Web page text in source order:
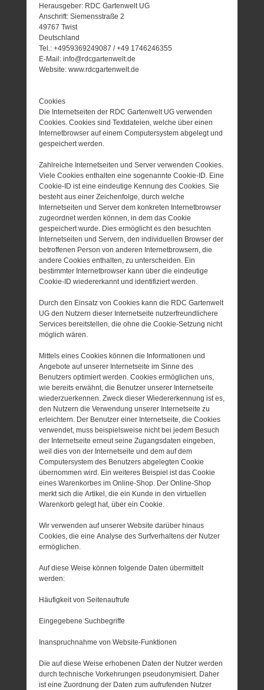
Herausgeber: RDC Gartenwelt UG
Anschrift: Siemensstraße 2
49767 Twist
Deutschland
Tel.: +4959369249087 / +49 1746246355
E-Mail: info@rdcgartenwelt.de
Website: www.rdcgartenwelt.de
Cookies
Die Internetseiten der RDC Gartenwelt UG verwenden
Cookies. Cookies sind Textdateien, welche über einen
Internetbrowser auf einem Computersystem abgelegt und
gespeichert werden.
Zahlreiche Internetseiten und Server verwenden Cookies.
Viele Cookies enthalten eine sogenannte Cookie-ID. Eine
Cookie-ID ist eine eindeutige Kennung des Cookies. Sie
besteht aus einer Zeichenfolge, durch welche
Internetseiten und Server dem konkreten Internetbrowser
zugeordnet werden können, in dem das Cookie
gespeichert wurde. Dies ermöglicht es den besuchten
Internetseiten und Servern, den individuellen Browser der
betroffenen Person von anderen Internetbrowsern, die
andere Cookies enthalten, zu unterscheiden. Ein
bestimmter Internetbrowser kann über die eindeutige
Cookie-ID wiedererkannt und identifiziert werden.
Durch den Einsatz von Cookies kann die RDC Gartenwelt
UG den Nutzern dieser Internetseite nutzerfreundlichere
Services bereitstellen, die ohne die Cookie-Setzung nicht
möglich wären.
Mittels eines Cookies können die Informationen und
Angebote auf unserer Internetseite im Sinne des
Benutzers optimiert werden. Cookies ermöglichen uns,
wie bereits erwähnt, die Benutzer unserer Internetseite
wiederzuerkennen. Zweck dieser Wiedererkennung ist es,
den Nutzern die Verwendung unserer Internetseite zu
erleichtern. Der Benutzer einer Internetseite, die Cookies
verwendet, muss beispielsweise nicht bei jedem Besuch
der Internetseite erneut seine Zugangsdaten eingeben,
weil dies von der Internetseite und dem auf dem
Computersystem des Benutzers abgelegten Cookie
übernommen wird. Ein weiteres Beispiel ist das Cookie
eines Warenkorbes im Online-Shop. Der Online-Shop
merkt sich die Artikel, die ein Kunde in den virtuellen
Warenkorb gelegt hat, über ein Cookie.
Wir verwenden auf unserer Website darüber hinaus
Cookies, die eine Analyse des Surfverhaltens der Nutzer
ermöglichen.
Auf diese Weise können folgende Daten übermittelt
werden:
Häufigkeit von Seitenaufrufe
Eingegebene Suchbegriffe
Inanspruchnahme von Website-Funktionen
Die auf diese Weise erhobenen Daten der Nutzer werden
durch technische Vorkehrungen pseudonymisiert. Daher
ist eine Zuordnung der Daten zum aufrufenden Nutzer